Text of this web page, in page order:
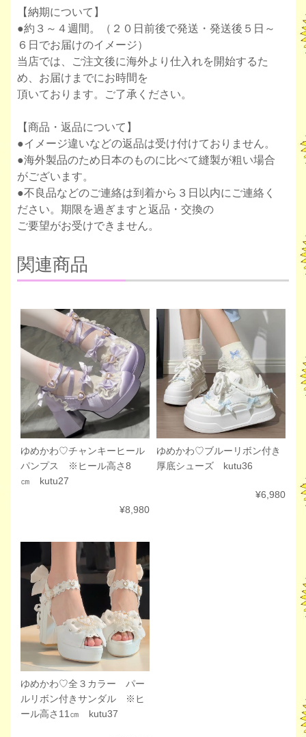
【納期について】
●約３～４週間。（２０日前後で発送・発送後５日～
６日でお届けのイメージ）
当店では、ご注文後に海外より仕入れを開始するた
め、お届けまでにお時間を
頂いております。ご了承ください。
【商品・返品について】
●イメージ違いなどの返品は受け付けておりません。
●海外製品のため日本のものに比べて縫製が粗い場合
がございます。
●不良品などのご連絡は到着から３日以内にご連絡く
ださい。期限を過ぎますと返品・交換の
ご要望がお受けできません。
関連商品
ゆめかわ♡チャンキーヒール
パンプス ※ヒール高さ8
㎝ kutu27
¥8,980
ゆめかわ♡ブルーリボン付き
厚底シューズ kutu36
¥6,980
ゆめかわ♡全３カラー パー
ルリボン付きサンダル ※ヒ
ール高さ11㎝ kutu37